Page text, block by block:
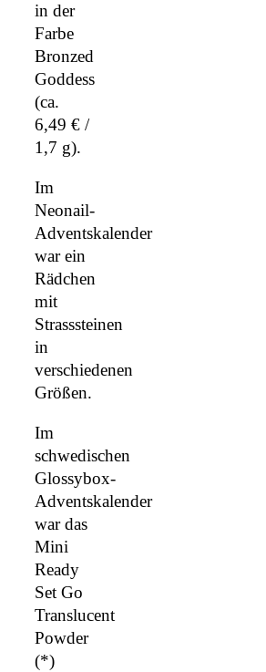
in der
Farbe
Bronzed
Goddess
(ca.
6,49 € /
1,7 g).
Im
Neonail-
Adventskalender
war ein
Rädchen
mit
Strasssteinen
in
verschiedenen
Größen.
Im
schwedischen
Glossybox-
Adventskalender
war das
Mini
Ready
Set Go
Translucent
Powder
(*)